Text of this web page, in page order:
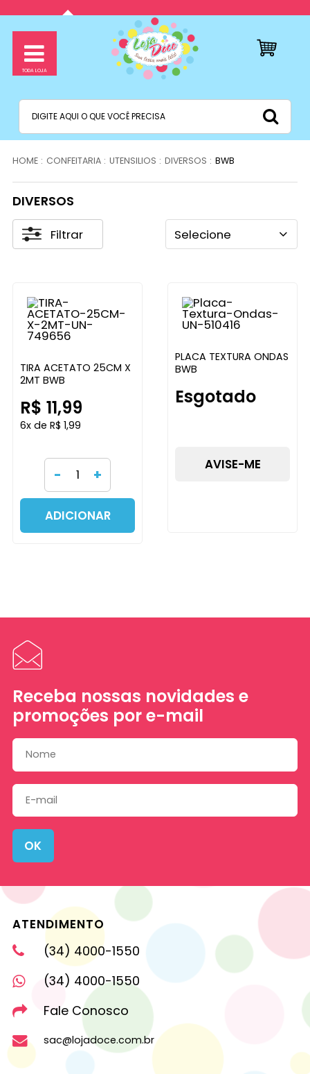
CONFEITARIA UTENSILIOS DIVERSOS BWB
DIVERSOS
Filtrar Selecione
TIRA ACETATO 25CM X
2MT BWB
R$ 11,99
6x de R$ 1,99
- +
ADICIONAR
PLACA TEXTURA ONDAS
BWB
Esgotado
AVISE-ME
Receba nossas novidades e
promoções por e-mail
OK
ATENDIMENTO
(34) 4000-1550
(34) 4000-1550
Fale Conosco
sac@lojadoce.com.br